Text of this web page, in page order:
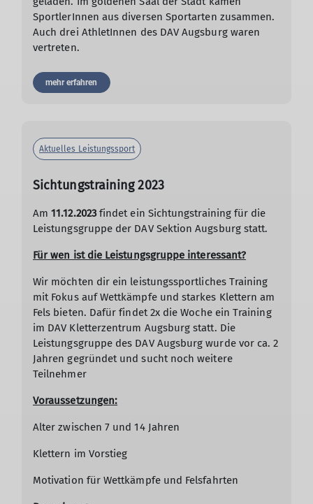
SportlerInnen aus diversen Sportarten zusammen.
Auch drei AthletInnen des DAV Augsburg waren
vertreten.
mehr erfahren
Aktuelles Leistungssport
Sichtungstraining 2023
Am11.12.2023findet ein Sichtungstraining für die
Leistungsgruppe der DAV Sektion Augsburg statt.
Für wen ist die Leistungsgruppe interessant?
Wir möchten dir ein leistungssportliches Training
mit Fokus auf Wettkämpfe und starkes Klettern am
Fels bieten. Dafür findet 2x die Woche ein Training
im DAV Kletterzentrum Augsburg statt. Die
Leistungsgruppe des DAV Augsburg wurde vor ca. 2
Jahren gegründet und sucht noch weitere
Teilnehmer
Voraussetzungen:
Alter zwischen 7 und 14 Jahren
Klettern im Vorstieg
Motivation für Wettkämpfe und Felsfahrten